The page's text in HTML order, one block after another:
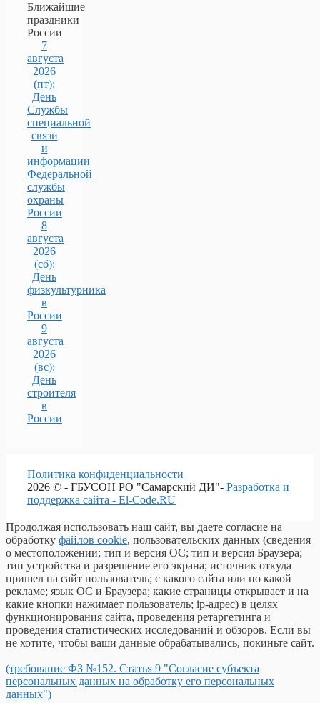
Ближайшие
праздники
России
7
августа
2026
(пт):
День
Службы
специальной
связи
и
информации
Федеральной
службы
охраны
России
8
августа
2026
(сб):
День
физкультурника
в
России
9
августа
2026
(вс):
День
строителя
в
России
Политика конфиденциальности
2026 © - ГБУСОН РО "Самарский ДИ"- Разработка и
поддержка сайта - El-Code.RU
Продолжая использовать наш сайт, вы даете согласие на
обработку файлов cookie, пользовательских данных (сведения
о местоположении; тип и версия ОС; тип и версия Браузера;
тип устройства и разрешение его экрана; источник откуда
пришел на сайт пользователь; с какого сайта или по какой
рекламе; язык ОС и Браузера; какие страницы открывает и на
какие кнопки нажимает пользователь; ip-адрес) в целях
функционирования сайта, проведения ретаргетинга и
проведения статистических исследований и обзоров. Если вы
не хотите, чтобы ваши данные обрабатывались, покиньте сайт.
(требование ФЗ №152. Статья 9 "Согласие субъекта
персональных данных на обработку его персональных
данных")